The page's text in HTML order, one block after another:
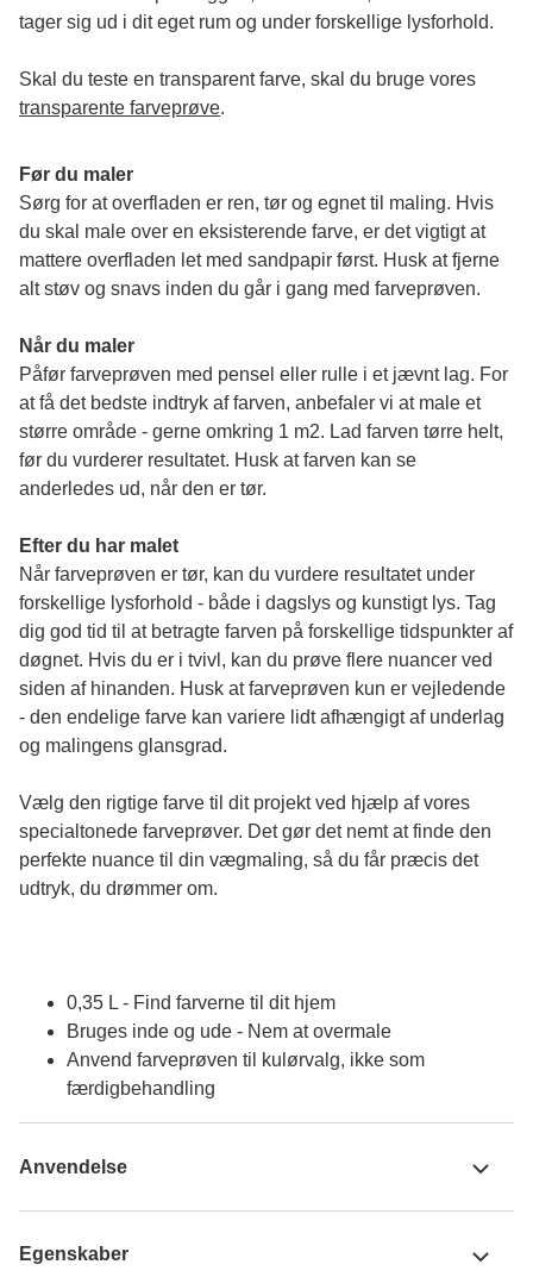
tager sig ud i dit eget rum og under forskellige lysforhold.
transparente farveprøve.
Før du maler
Sørg for at overfladen er ren, tør og egnet til maling. Hvis
du skal male over en eksisterende farve, er det vigtigt at
mattere overfladen let med sandpapir først. Husk at fjerne
alt støv og snavs inden du går i gang med farveprøven.
Når du maler
Påfør farveprøven med pensel eller rulle i et jævnt lag. For
at få det bedste indtryk af farven, anbefaler vi at male et
større område - gerne omkring 1 m2. Lad farven tørre helt,
før du vurderer resultatet. Husk at farven kan se
anderledes ud, når den er tør.
Efter du har malet
Når farveprøven er tør, kan du vurdere resultatet under
forskellige lysforhold - både i dagslys og kunstigt lys. Tag
dig god tid til at betragte farven på forskellige tidspunkter af
døgnet. Hvis du er i tvivl, kan du prøve flere nuancer ved
siden af hinanden. Husk at farveprøven kun er vejledende
- den endelige farve kan variere lidt afhængigt af underlag
og malingens glansgrad.
Vælg den rigtige farve til dit projekt ved hjælp af vores
specialtonede farveprøver. Det gør det nemt at finde den
perfekte nuance til din vægmaling, så du får præcis det
udtryk, du drømmer om.
0,35 L - Find farverne til dit hjem
Bruges inde og ude - Nem at overmale
Anvend farveprøven til kulørvalg, ikke som
færdigbehandling
Anvendelse
Egenskaber